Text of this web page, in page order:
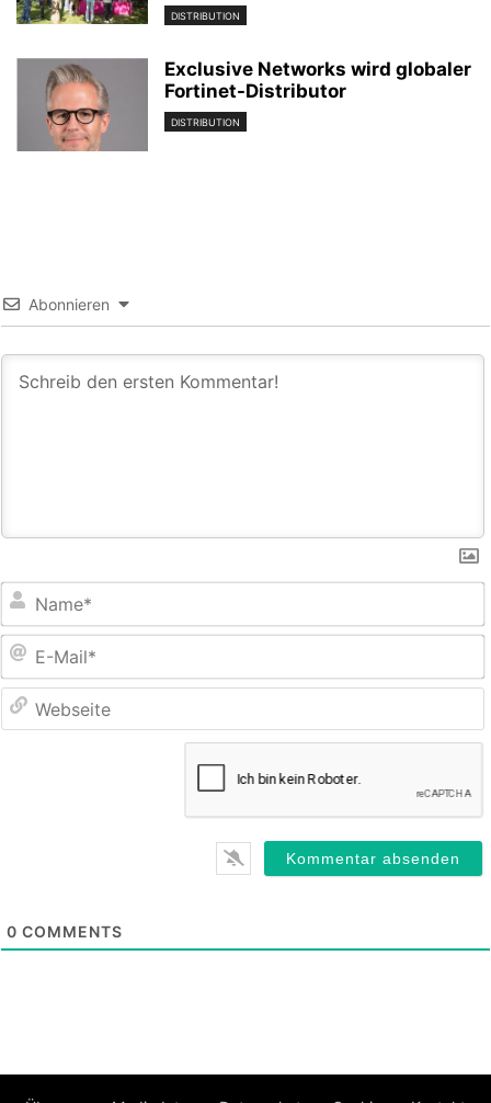
DISTRIBUTION
Exclusive Networks wird globaler
Fortinet-Distributor
DISTRIBUTION
Abonnieren
0 COMMENTS